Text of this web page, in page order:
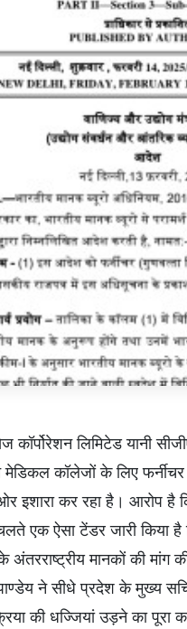
कॉर्पोरेशन लिमिटेड यानी
कॉलेजों के लिए
इशारा कर रहा है। आरोप
एक ऐसा टेंडर जारी किया
मानकों की
ने सीधे प्रदेश के मुख्य
की धज्जियां उड़ने का पूरा